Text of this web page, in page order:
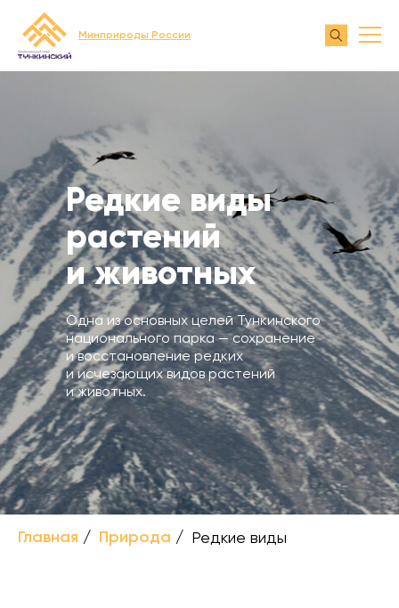
Минприроды России
Редкие виды
растений
и животных
Одна из основных целей Тункинского
национального парка — сохранение
и восстановление редких
и исчезающих видов растений
и животных.
Главная / Природа / Редкие виды